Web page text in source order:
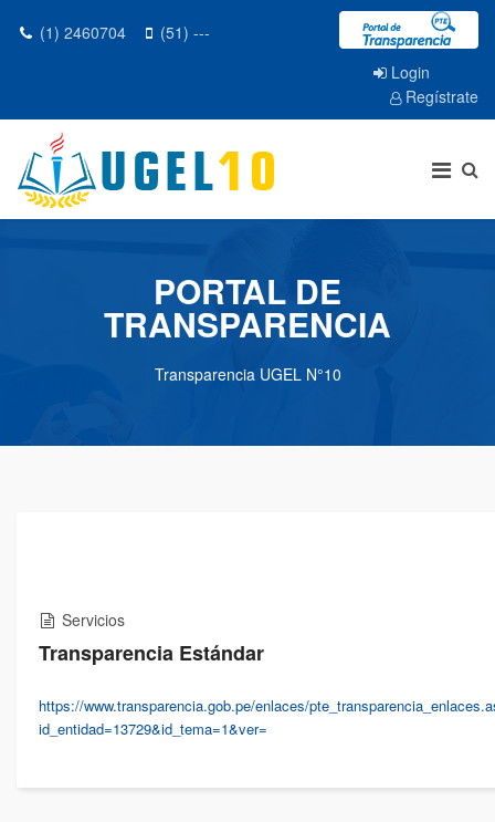
(1) 2460704
(51) ---
Login
Regístrate
PORTAL DE
TRANSPARENCIA
Transparencia UGEL N°10
Servicios
Transparencia Estándar
https://www.transparencia.gob.pe/enlaces/
id_entidad=13729&id_tema=1&ver=